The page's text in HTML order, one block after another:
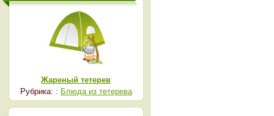
Жареный тетерев
Рубрика: : Блюда из тетерева